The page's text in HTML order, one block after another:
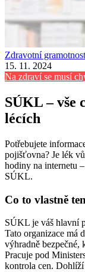
Zdravotní gramotnost
15. 11. 2024
Na zdraví se musí
SÚKL – vše
lécích
Potřebujete
pojišťovna? Je lék
hodiny na internetu
SÚKL.
Co to vlastně
SÚKL je váš hlavní
Tato organizace má
výhradně bezpečné,
Pracuje pod
kontrola cen.